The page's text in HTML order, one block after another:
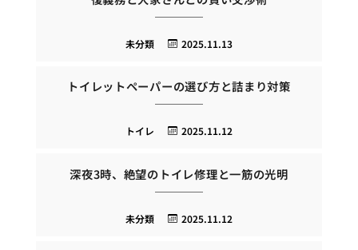
2025.11.13
未分類
トイレットペーパーの選び方と詰まり対策
2025.11.12
トイレ
深夜3時、絶望のトイレ修理と一筋の光明
2025.11.12
未分類